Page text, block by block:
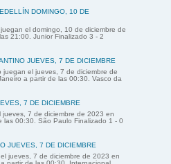
DOMINGO, 10 DE
el domingo, 10 de diciembre de
21:00. Junior Finalizado 3 - 2
JUEVES, 7 DE DICIEMBRE
juegan el jueves, 7 de diciembre de
a partir de las 00:30. Vasco da
7 DE DICIEMBRE
7 de diciembre de 2023 en
las 00:30. São Paulo Finalizado 1 - 0
JUEVES, 7 DE DICIEMBRE
jueves, 7 de diciembre de 2023 en